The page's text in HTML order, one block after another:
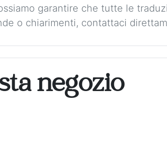
garantire che tutte le
o chiarimenti, contattaci
negozio